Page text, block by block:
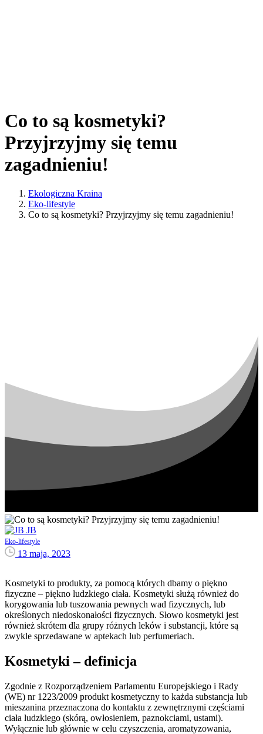
Co to są kosmetyki?
Przyjrzyjmy się temu
zagadnieniu!
Ekologiczna Kraina
Eko-lifestyle
Co to są kosmetyki? Przyjrzyjmy się temu zagadnieniu!
JB
Eko-lifestyle
13 maja, 2023
Kosmetyki to produkty, za pomocą których dbamy o piękno
fizyczne – piękno ludzkiego ciała. Kosmetyki służą również do
korygowania lub tuszowania pewnych wad fizycznych, lub
określonych niedoskonałości fizycznych. Słowo kosmetyki jest
również skrótem dla grupy różnych leków i substancji, które są
zwykle sprzedawane w aptekach lub perfumeriach.
Kosmetyki – definicja
Zgodnie z Rozporządzeniem Parlamentu Europejskiego i Rady
(WE) nr 1223/2009 produkt kosmetyczny to każda substancja lub
mieszanina przeznaczona do kontaktu z zewnętrznymi częściami
ciała ludzkiego (skórą, owłosieniem, paznokciami, ustami).
Wyłącznie lub głównie w celu czyszczenia, aromatyzowania,